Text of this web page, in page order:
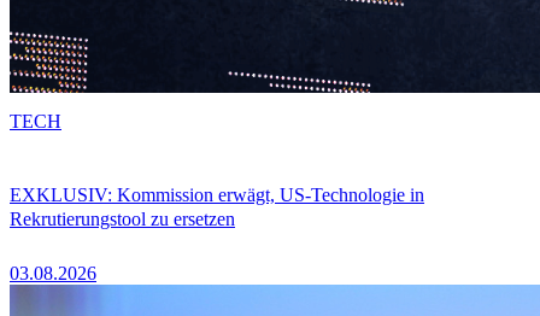
EXKLUSIV: Kommission erwägt, US-Technologie in
Rekrutierungstool zu ersetzen
03.08.2026
TECH